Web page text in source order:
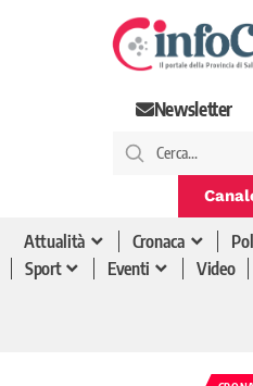
Newsletter
Attualità Cronaca
Sport
Eventi Video